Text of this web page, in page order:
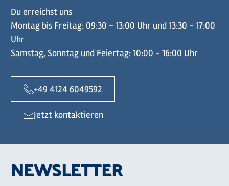
Du erreichst uns
Montag bis Freitag: 09:30 - 13:00 Uhr und 13:30 - 17:00
Uhr
Samstag, Sonntag und Feiertag: 10:00 - 16:00 Uhr
+49 4124 6049592
Jetzt kontaktieren
NEWSLETTER